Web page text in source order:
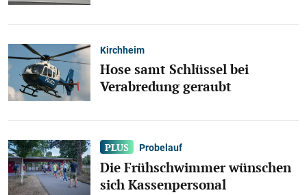
Kirchheim
Hose samt Schlüssel bei
Verabredung geraubt
Probelauf
Die Frühschwimmer wünschen
sich Kassenpersonal